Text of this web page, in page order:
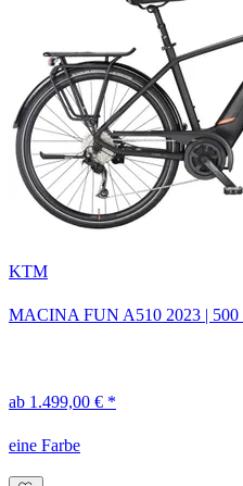
KTM
MACINA FUN A510 2023 | 500
ab 1.499,00 € *
eine Farbe